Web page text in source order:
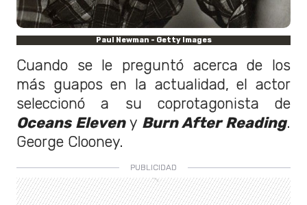
Paul Newman - Getty Images
Cuando se le preguntó acerca de los
más guapos en la actualidad, el actor
seleccionó a su coprotagonista de
Oceans Eleven y Burn After Reading.
George Clooney.